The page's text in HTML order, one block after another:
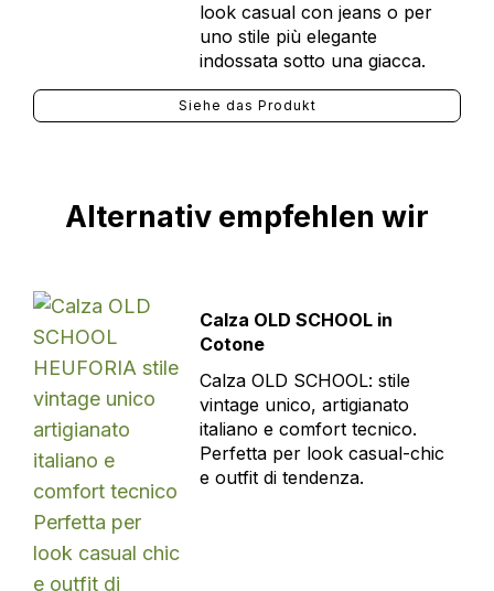
look casual con jeans o per
uno stile più elegante
indossata sotto una giacca.
Siehe das Produkt
Alternativ empfehlen wir
Calza OLD SCHOOL in
Cotone
Calza OLD SCHOOL: stile
vintage unico, artigianato
italiano e comfort tecnico.
Perfetta per look casual-chic
e outfit di tendenza.